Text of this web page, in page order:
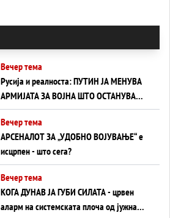
Вечер тема
Русија и реалноста: ПУТИН ЈА МЕНУВА
АРМИЈАТА ЗА ВОЈНА ШТО ОСТАНУВА
БЕЗ ФРОНТ
Вечер тема
АРСЕНАЛОТ ЗА „УДОБНО ВОЈУВАЊЕ“ е
исцрпен - што сега?
Вечер тема
КОГА ДУНАВ ЈА ГУБИ СИЛАТА - црвен
аларм на системската плоча од јужна